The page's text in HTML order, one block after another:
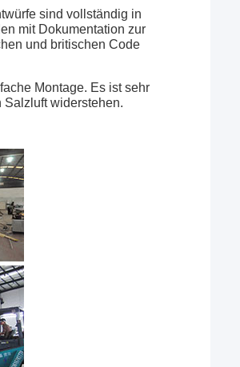
sind vollständig in
mit Dokumentation zur
und britischen Code
Montage. Es ist sehr
Salzluft widerstehen.